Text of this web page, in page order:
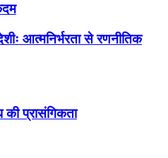
आत्मनिर्भरता से रणनीतिक
की प्रासंगिकता